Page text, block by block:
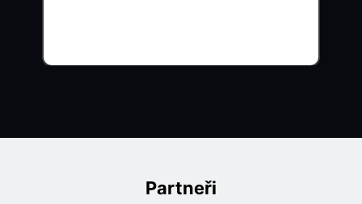
Partneři